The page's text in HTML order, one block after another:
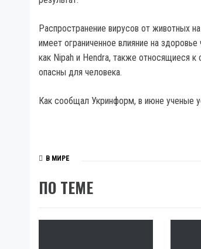
Распространение вирусов от животных
имеет ограниченное влияние на
как Nipah и Hendra, также относящиеся к
опасны для человека.
Как сообщал Укринформ, в июне ученые
В МИРЕ
ПО ТЕМЕ